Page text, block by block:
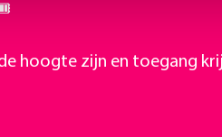
hoogte zijn en toegang